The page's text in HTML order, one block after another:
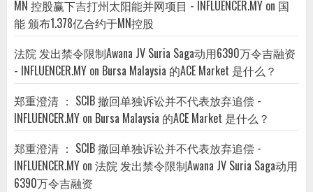
MN 控股赢下吉打州太阳能并网项目 - INFLUENCER.MY on 国
能 颁布1.378亿合约于MN控股
法院 发出禁令限制Awana JV Suria Saga动用6390万令吉融资
- INFLUENCER.MY on Bursa Malaysia 的ACE Market 是什么？
郑重澄清 ： SCIB 撤回单独诉讼并不代表放弃追偿 -
INFLUENCER.MY on Bursa Malaysia 的ACE Market 是什么？
郑重澄清 ： SCIB 撤回单独诉讼并不代表放弃追偿 -
INFLUENCER.MY on 法院 发出禁令限制Awana JV Suria Saga动用
6390万令吉融资